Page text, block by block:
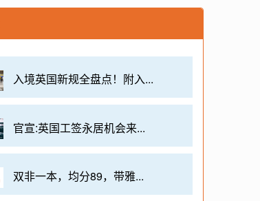
入境英国新规全盘点！附入...
官宣:英国工签永居机会来...
双非一本，均分89，带雅...